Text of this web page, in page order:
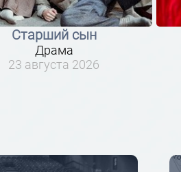
Старший сын
Драма
23 августа 2026